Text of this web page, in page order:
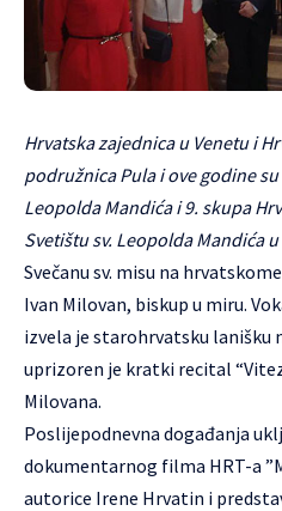
Hrvatska zajednica u Venetui
podružnica Pula i ove godine
Leopolda Mandića i 9. skupa
Svetištu sv. Leopolda Mandića u
Svečanu sv. misu na
Ivan Milovan, biskup u miru.
izvela je starohrvatsku lanišku
uprizoren je kratki recital
Milovana.
Poslijepodnevna događanja
dokumentarnog filma HRT-a
autorice Irene Hrvatin i